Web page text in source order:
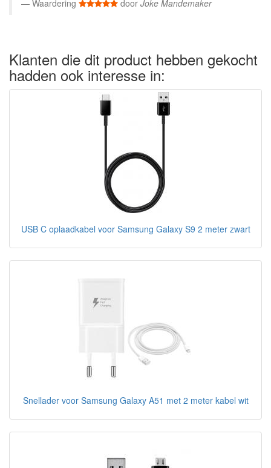
Waardering door Joke Mandemaker
Klanten die dit product hebben gekocht
hadden ook interesse in:
USB C oplaadkabel voor Samsung Galaxy S9 2 meter zwart
Snellader voor Samsung Galaxy A51 met 2 meter kabel wit